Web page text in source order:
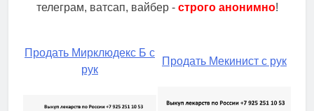
телеграм, ватсап, вайбер - строго анонимно!
Продать Мирклюдекс Б с
рук
Продать Мекинист с рук